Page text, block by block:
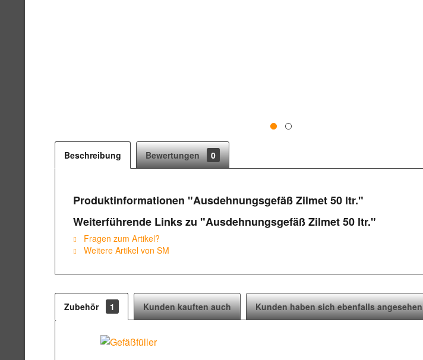
Beschreibung Bewertungen 0
Produktinformationen "Ausdehnungsgefäß Zilmet 50 ltr."
Weiterführende Links zu "Ausdehnungsgefäß Zilmet 50 ltr."
Fragen zum Artikel?
Weitere Artikel von SM
Zubehör 1 Kunden kauften auch Kunden haben sich ebenfalls angesehen